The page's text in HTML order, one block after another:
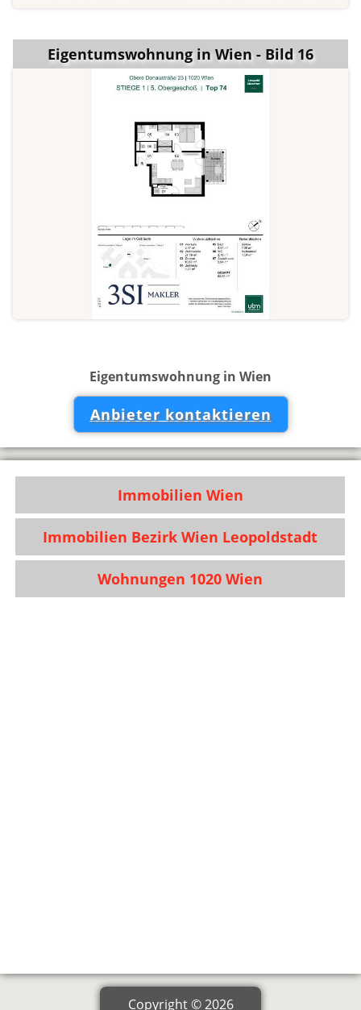
Eigentumswohnung in Wien - Bild 16
Eigentumswohnung in Wien
Anbieter kontaktieren
Immobilien Wien
Immobilien Bezirk Wien Leopoldstadt
Wohnungen 1020 Wien
Copyright © 2026